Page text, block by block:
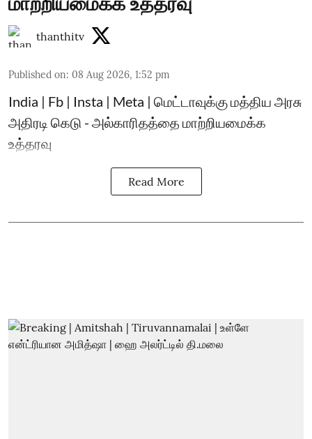
thanthitv
Published on: 08 Aug 2026, 1:52 pm
India | Fb | Insta | Meta | மெட்டாவுக்கு மத்திய அரசு
அதிரடி கெடு - அல்காரிதத்தை மாற்றியமைக்க
உத்தரவு
Read More